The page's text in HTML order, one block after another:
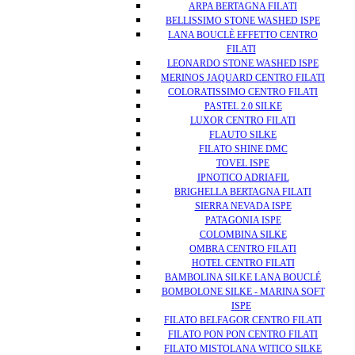
ARPA BERTAGNA FILATI
BELLISSIMO STONE WASHED ISPE
LANA BOUCLÈ EFFETTO CENTRO
FILATI
LEONARDO STONE WASHED ISPE
MERINOS JAQUARD CENTRO FILATI
COLORATISSIMO CENTRO FILATI
PASTEL 2.0 SILKE
LUXOR CENTRO FILATI
FLAUTO SILKE
FILATO SHINE DMC
TOVEL ISPE
IPNOTICO ADRIAFIL
BRIGHELLA BERTAGNA FILATI
SIERRA NEVADA ISPE
PATAGONIA ISPE
COLOMBINA SILKE
OMBRA CENTRO FILATI
HOTEL CENTRO FILATI
BAMBOLINA SILKE LANA BOUCLÉ
BOMBOLONE SILKE - MARINA SOFT
ISPE
FILATO BELFAGOR CENTRO FILATI
FILATO PON PON CENTRO FILATI
FILATO MISTOLANA WITICO SILKE